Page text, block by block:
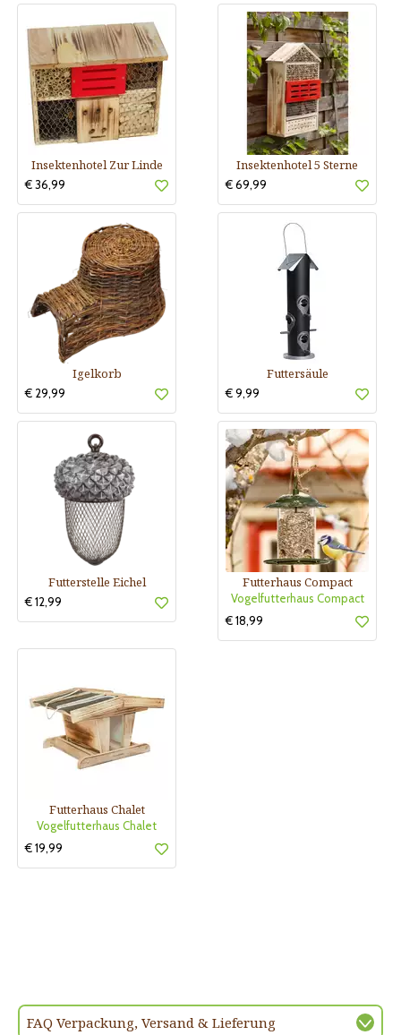
Insektenhotel Zur Linde
€ 36,99
Insektenhotel 5 Sterne
€ 69,99
Igelkorb
€ 29,99
Futtersäule
€ 9,99
Futterstelle Eichel
€ 12,99
Futterhaus Compact
Vogelfutterhaus Compact
€ 18,99
Futterhaus Chalet
Vogelfutterhaus Chalet
€ 19,99
FAQ Verpackung, Versand & Lieferung